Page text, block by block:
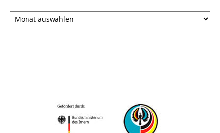
Archiv